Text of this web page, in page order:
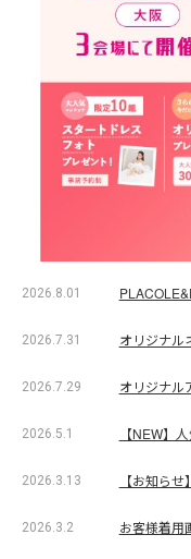
2026.8.01
2026.7.31 オリジナル
2026.7.29 オリジナル
2026.5.1 【NEW】
2026.3.13 【お知ら
2026.3.2 お客様着用